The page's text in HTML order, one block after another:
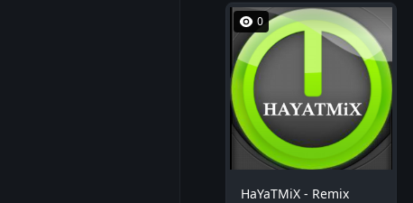
0
HaYaTMiX - Remix